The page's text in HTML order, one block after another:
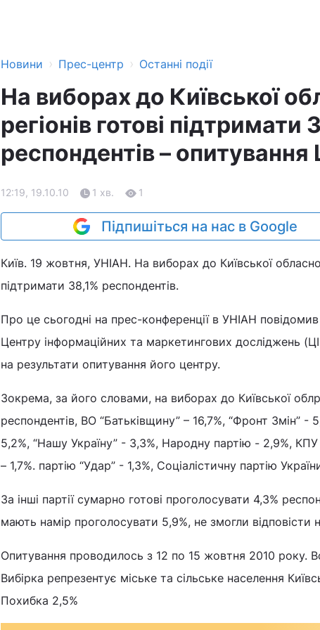
Новини › Прес-центр › Останні події
На виборах до Київської
регіонів готові підтримати
респондентів –
12:19, 19.10.10 1 хв. 1
Підпишіться на нас в Google
Київ. 19 жовтня, УНІАН. На виборах до Київської
підтримати 38,1% респондентів.
Про це сьогодні на прес-конференції в УНІАН
Центру інформаційних та маркетингових досліджень
на результати опитування його центру.
Зокрема, за його словами, на виборах до Київської
респондентів, ВО “Батьківщину” – 16,7%, “Фронт Змін” -
5,2%, “Нашу Україну” - 3,3%, Народну партію - 2,9%,
– 1,7%. партію “Удар” - 1,3%, Соціалістичну партію
За інші партії сумарно готові проголосувати 4,3%
мають намір проголосувати 5,9%, не змогли відповісти
Опитування проводилось з 12 по 15 жовтня 2010 року.
Вибірка репрезентує міське та сільське населення
Похибка 2,5%